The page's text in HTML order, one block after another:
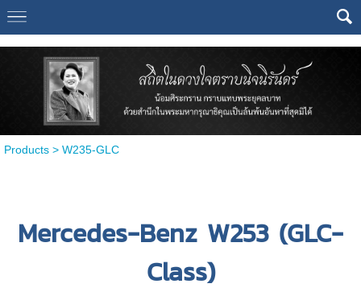
Products> W235-GLC
Mercedes-Benz W253 (GLC-
Class)